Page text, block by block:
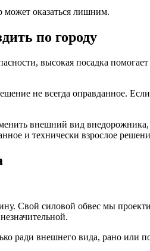
может оказаться лишним.
по городу
высокая посадка
не всегда оправданное.
внешний вид
и технически взрослое
Свой силовой обвес мы
ради внешнего вида, рано или